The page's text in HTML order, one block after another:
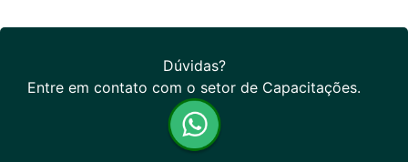
Dúvidas?
Entre em contato com o setor de Capacitações.